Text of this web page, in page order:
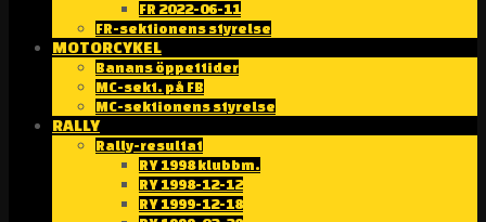
FR 2022-06-11
FR-sektionens styrelse
MOTORCYKEL
Banans öppettider
MC-sekt. på FB
MC-sektionens styrelse
RALLY
Rally-resultat
RY 1998 klubbm.
RY 1998-12-12
RY 1999-12-18